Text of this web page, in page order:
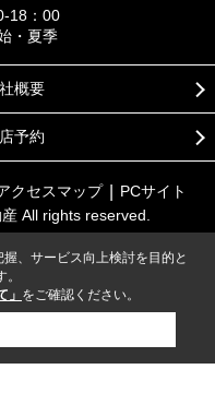
18：00
・夏季
概要
予約
クセスマップ
PCサイト
All rights reserved.
、サービス向上検討を目的と
」 をご確認ください。